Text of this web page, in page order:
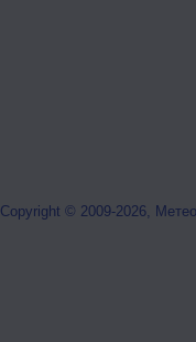
Copyright © 2009-2026,